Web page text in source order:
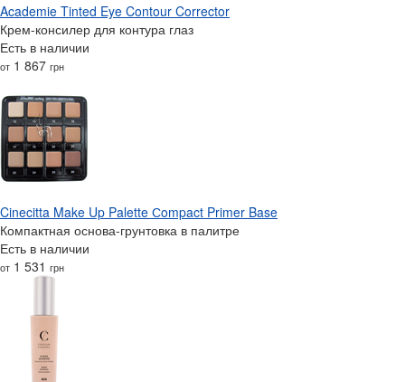
Academie Tinted Eye Contour Corrector
Крем-консилер для контура глаз
Есть в наличии
от 1 867 грн
Cinecitta Make Up Palette Сompact Primer Base
Компактная основа-грунтовка в палитре
Есть в наличии
от 1 531 грн